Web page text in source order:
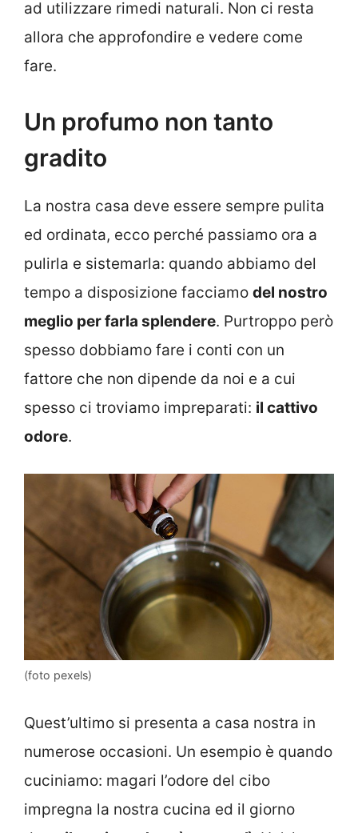
ad utilizzare rimedi naturali. Non ci resta
allora che approfondire e vedere come
fare.
Un profumo non tanto
gradito
La nostra casa deve essere sempre pulita
ed ordinata, ecco perché passiamo ora a
pulirla e sistemarla: quando abbiamo del
tempo a disposizione facciamo del nostro
meglio per farla splendere. Purtroppo però
spesso dobbiamo fare i conti con un
fattore che non dipende da noi e a cui
spesso ci troviamo impreparati: il cattivo
odore.
(foto pexels)
Quest’ultimo si presenta a casa nostra in
numerose occasioni. Un esempio è quando
cuciniamo: magari l’odore del cibo
impregna la nostra cucina ed il giorno